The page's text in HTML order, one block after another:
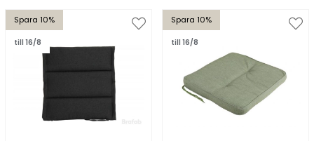
Spara 10%
till 16/8
Spara 10%
till 16/8